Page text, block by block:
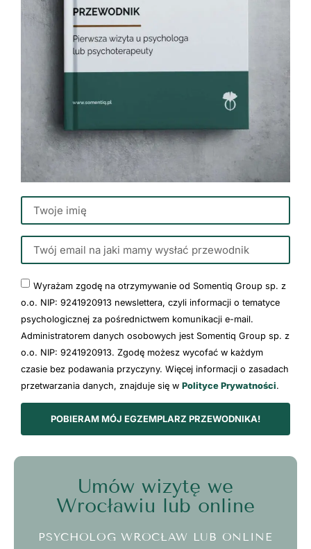
Wyrażam zgodę na otrzymywanie od Somentiq Group sp. z
o.o. NIP: 9241920913 newslettera, czyli informacji o tematyce
psychologicznej za pośrednictwem komunikacji e-mail.
Administratorem danych osobowych jest Somentiq Group sp. z
o.o. NIP: 9241920913. Zgodę możesz wycofać w każdym
czasie bez podawania przyczyny. Więcej informacji o zasadach
przetwarzania danych, znajduje się w Polityce Prywatności.
POBIERAM MÓJ EGZEMPLARZ PRZEWODNIKA!
Umów wizytę we
Wrocławiu lub online
PSYCHOLOG WROCŁAW LUB ONLINE